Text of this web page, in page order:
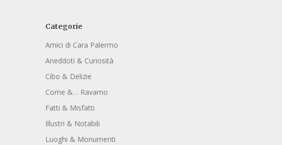
Categorie
Amici di Cara Palermo
Aneddoti & Curiosità
Cibo & Delizie
Come &… Ravamo
Fatti & Misfatti
Illustri & Notabili
Luoghi & Monumenti